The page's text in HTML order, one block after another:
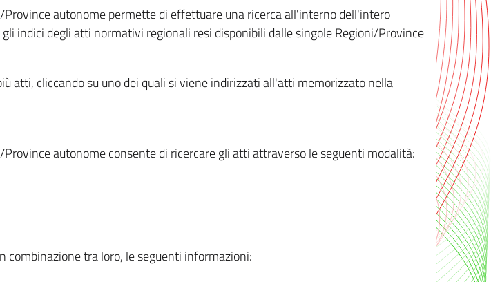
autonome permette di effettuare una ricerca all'interno dell'intero
indici degli atti normativi regionali resi disponibili dalle singole Regioni/Province
atti, cliccando su uno dei quali si viene indirizzati all'atti memorizzato nella
autonome consente di ricercare gli atti attraverso le seguenti modalità:
combinazione tra loro, le seguenti informazioni: